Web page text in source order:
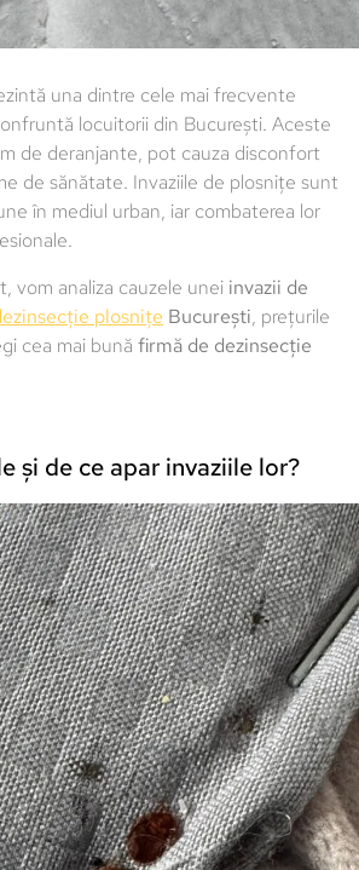
una dintre cele mai frecvente
locuitorii din București. Aceste
de deranjante, pot cauza disconfort
de sănătate. Invaziile de plosnițe sunt
în mediul urban, iar combaterea lor
vom analiza cauzele unei invazii de
plosnițe București, prețurile
cea mai bună firmă de dezinsecție
și de ce apar invaziile lor?